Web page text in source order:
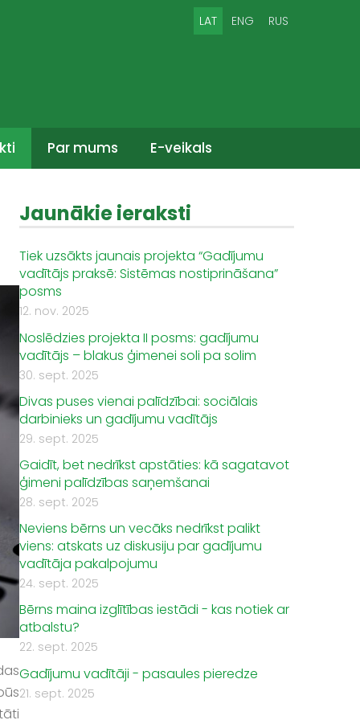
LAT ENG RUS
Par mums E-veikals
Jaunākie ieraksti
Tiek uzsākts jaunais projekta “Gadījumu
vadītājs praksē: Sistēmas nostiprināšana”
posms
12. nov. 2025
Noslēdzies projekta II posms: gadījumu
vadītājs – blakus ģimenei soli pa solim
30. sept. 2025
Divas puses vienai palīdzībai: sociālais
darbinieks un gadījumu vadītājs
29. sept. 2025
Gaidīt, bet nedrīkst apstāties: kā sagatavot
ģimeni palīdzības saņemšanai
28. sept. 2025
Neviens bērns un vecāks nedrīkst palikt
viens: atskats uz diskusiju par gadījumu
vadītāja pakalpojumu
24. sept. 2025
Bērns maina izglītības iestādi - kas notiek ar
atbalstu?
22. sept. 2025
Gadījumu vadītāji - pasaules pieredze
21. sept. 2025